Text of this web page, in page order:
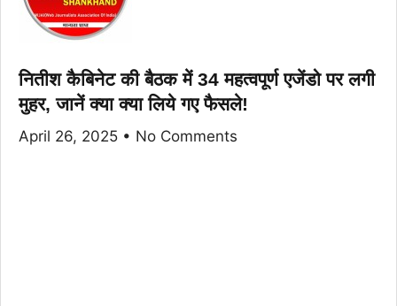
नितीश कैबिनेट की बैठक में 34 महत्वपूर्ण एजेंडो पर लगी
मुहर, जानें क्या क्या लिये गए फैसले!
April 26, 2025 No Comments